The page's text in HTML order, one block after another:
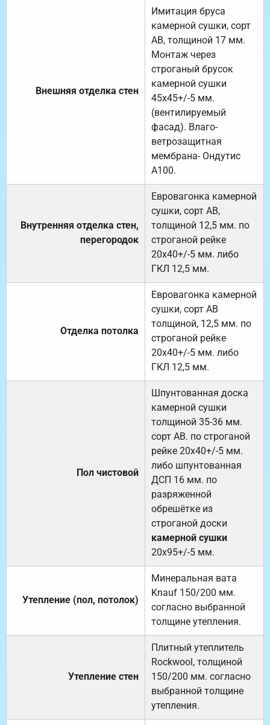
Внешняя отделка стен
Имитация бруса
камерной сушки, сорт
АВ, толщиной 17 мм.
Монтаж через
строганый брусок
камерной сушки
45х45+/-5 мм.
(вентилируемый
фасад). Влаго-
ветрозащитная
мембрана- Ондутис
А100.
Внутренняя отделка стен,
перегородок
Евровагонка камерной
сушки, сорт АВ,
толщиной 12,5 мм. по
строганой рейке
20х40+/-5 мм. либо
ГКЛ 12,5 мм.
Отделка потолка
Евровагонка камерной
сушки, сорт АВ
толщиной, 12,5 мм. по
строганой рейке
20х40+/-5 мм. либо
ГКЛ 12,5 мм.
Пол чистовой
Шпунтованная доска
камерной сушки
толщиной 35-36 мм.
сорт АВ. по строганой
рейке 20х40+/-5 мм.
либо шпунтованная
ДСП 16 мм. по
разряженной
обрешётке из
строганой доски
камерной сушки
20х95+/-5 мм.
Утепление (пол, потолок)
Минеральная вата
Knauf 150/200 мм.
согласно выбранной
толщине утепления.
Утепление стен
Плитный утеплитель
Rockwool, толщиной
150/200 мм. согласно
выбранной толщине
утепления.